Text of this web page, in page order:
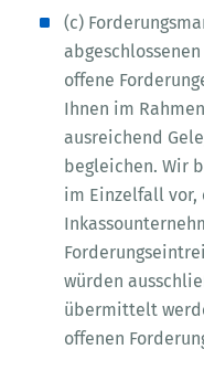
(c)
offene
Ihnen im
ausreichend
begleichen. Wir
im Einzelfall vor,
würden
übermittelt
offenen